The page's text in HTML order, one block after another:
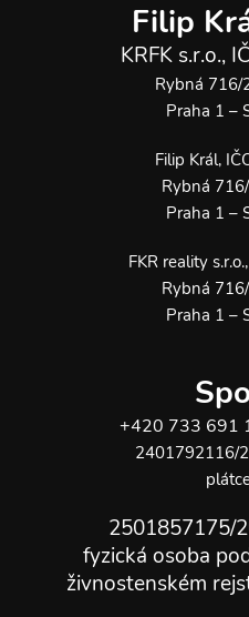
Filip
KRFK s.r.o.,
Rybná 716/
Praha 1 –
Filip Král,
Rybná
Praha 1 –
FKR reality
Rybná
Praha 1 –
+420 733 691
2401792116/
2501857175/
fyzická osoba
živnostenském